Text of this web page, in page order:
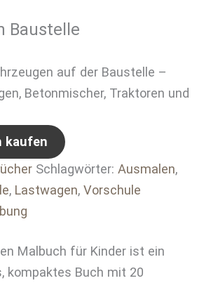
Baustelle
auf der Baustelle –
Betonmischer, Traktoren und
kaufen
Schlagwörter: Ausmalen,
, Lastwagen, Vorschule
Malbuch für Kinder ist ein
kompaktes Buch mit 20